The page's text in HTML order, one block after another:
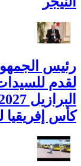
رئيس
لقدم
كأس إفريقيا